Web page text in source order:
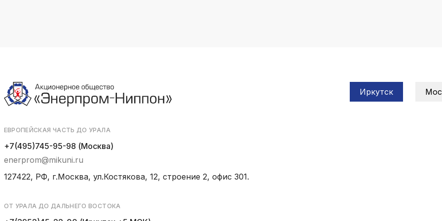
ЕВРОПЕЙСКАЯ ЧАСТЬ ДО УРАЛА
+7(495)745-95-98 (Москва)
enerprom@mikuni.ru
127422, РФ, г.Москва, ул.Костякова, 12, строение 2, офис 301.
ОТ УРАЛА ДО ДАЛЬНЕГО ВОСТОКА
Иркутск